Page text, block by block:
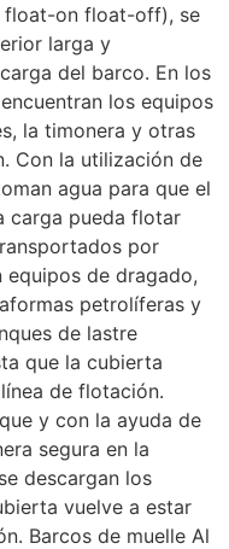
float-on float-off), se
larga y
del barco. En los
los equipos
la timonera y otras
Con la utilización de
agua para que el
carga pueda flotar
por
equipos de dragado,
petrolíferas y
de lastre
que la cubierta
de flotación.
y con la ayuda de
segura en la
descargan los
vuelve a estar
Barcos de muelle Al